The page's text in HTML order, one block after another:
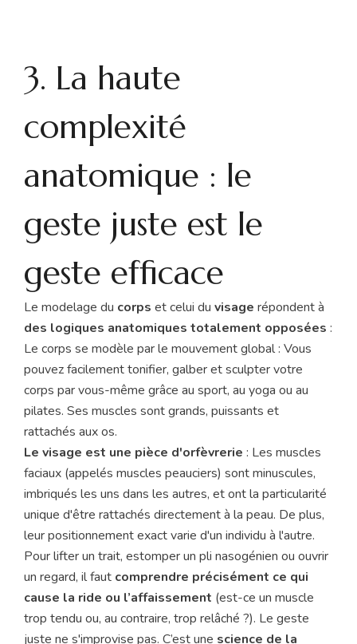
3. La haute
complexité
anatomique : le
geste juste est le
geste efficace
Le modelage du corps et celui du visage répondent à
des logiques anatomiques totalement opposées :
Le corps se modèle par le mouvement global : Vous
pouvez facilement tonifier, galber et sculpter votre
corps par vous-même grâce au sport, au yoga ou au
pilates. Ses muscles sont grands, puissants et
rattachés aux os.
Le visage est une pièce d'orfèvrerie : Les muscles
faciaux (appelés muscles peauciers) sont minuscules,
imbriqués les uns dans les autres, et ont la particularité
unique d'être rattachés directement à la peau. De plus,
leur positionnement exact varie d'un individu à l'autre.
Pour lifter un trait, estomper un pli nasogénien ou ouvrir
un regard, il faut comprendre précisément ce qui
cause la ride ou l’affaissement (est-ce un muscle
trop tendu ou, au contraire, trop relâché ?). Le geste
juste ne s'improvise pas. C’est une science de la